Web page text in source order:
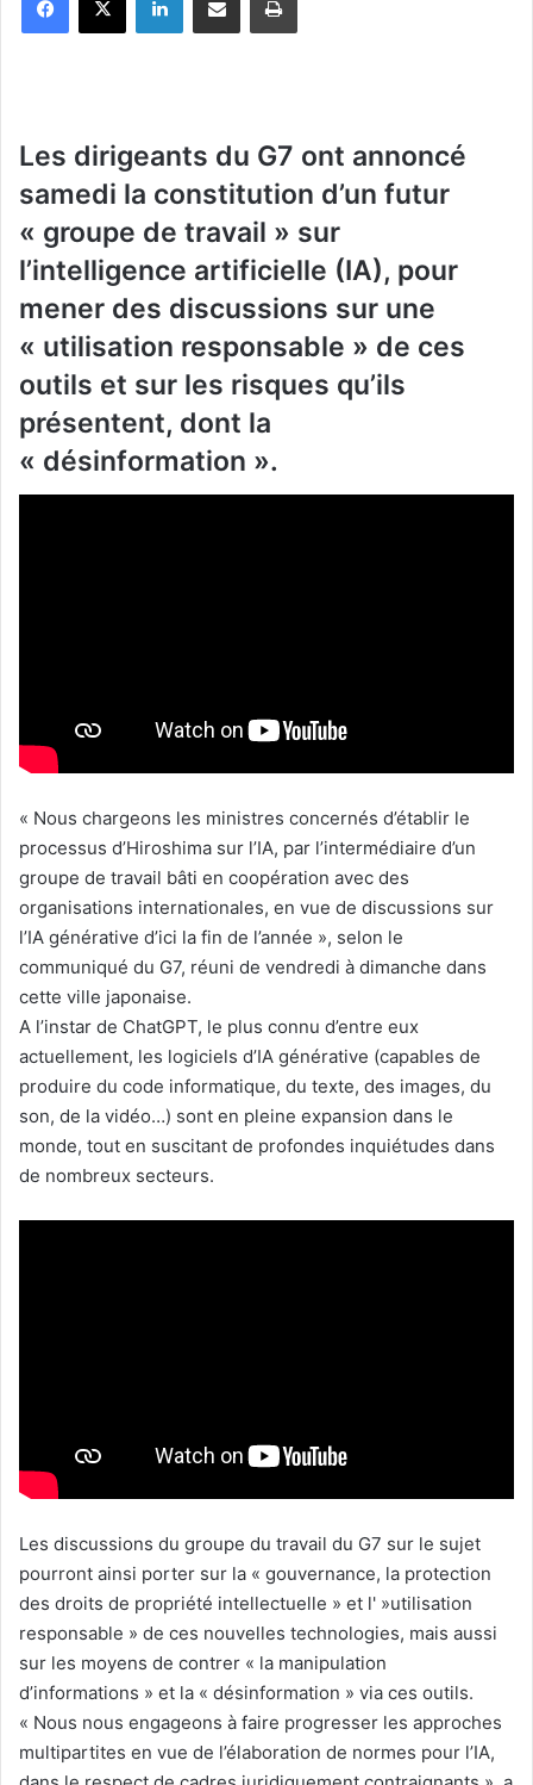
Les dirigeants du G7 ont annoncé
samedi la constitution d’un futur
« groupe de travail » sur
l’intelligence artificielle (IA), pour
mener des discussions sur une
« utilisation responsable » de ces
outils et sur les risques qu’ils
présentent, dont la
« désinformation ».
« Nous chargeons les ministres concernés d’établir le
processus d’Hiroshima sur l’IA, par l’intermédiaire d’un
groupe de travail bâti en coopération avec des
organisations internationales, en vue de discussions sur
l’IA générative d’ici la fin de l’année », selon le
communiqué du G7, réuni de vendredi à dimanche dans
cette ville japonaise.
A l’instar de ChatGPT, le plus connu d’entre eux
actuellement, les logiciels d’IA générative (capables de
produire du code informatique, du texte, des images, du
son, de la vidéo…) sont en pleine expansion dans le
monde, tout en suscitant de profondes inquiétudes dans
de nombreux secteurs.
Les discussions du groupe du travail du G7 sur le sujet
pourront ainsi porter sur la « gouvernance, la protection
des droits de propriété intellectuelle » et l' »utilisation
responsable » de ces nouvelles technologies, mais aussi
sur les moyens de contrer « la manipulation
d’informations » et la « désinformation » via ces outils.
« Nous nous engageons à faire progresser les approches
multipartites en vue de l’élaboration de normes pour l’IA,